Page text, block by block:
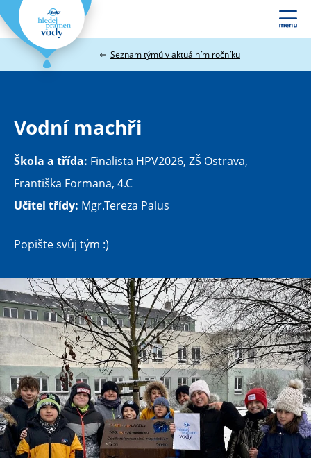
Webové
stránky
míru
Seznam týmů v aktuálním ročníku
Vodní machři
Škola a třída: Finalista HPV2026, ZŠ Ostrava,
Františka Formana, 4.C
Učitel třídy: Mgr.Tereza Palus
Popište svůj tým :)